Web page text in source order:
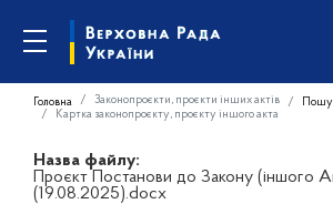
Головна Законопроєкти, проєкти інших актів
Картка законопроєкту, проєкту іншого акта
Назва файлу:
Проєкт Постанови до Закону (іншого
(19.08.2025).docx